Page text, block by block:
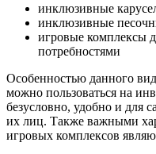
инклюзивные
инклюзивные
игровые комплексы
потребностями
Особенностью данного
можно пользоваться на
безусловно, удобно и для
их лиц. Также важными
игровых комплексов